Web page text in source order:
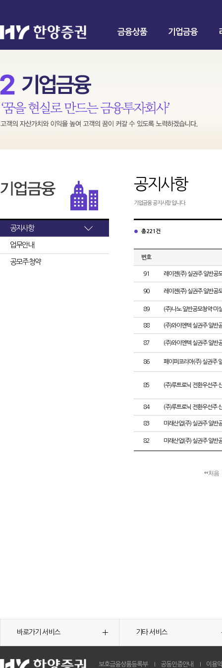
금융상품 기업금융
공지사항
업무안내
공모주 청약
공지사항
기업금융 공지사항 입니다.
총 221건
번호
91 레이젠(주) 실권주 일반공
90 레이젠(주) 실권주 일반공
89 (주)나노 일반공모청약 미
88 (주)와이엔텍 실권주 일반
87 (주)와이엔텍 실권주 일반
86 페이퍼코리아(주) 실권주
85 (주)루트로닉 전환우선주
84 (주)루트로닉 전환우선주
83 미래산업(주) 실권주 일반
82 미래산업(주) 실권주 일반
처음
바로가기 서비스 기타 서비스
보호금융상품등록부 공동인증안내 이용